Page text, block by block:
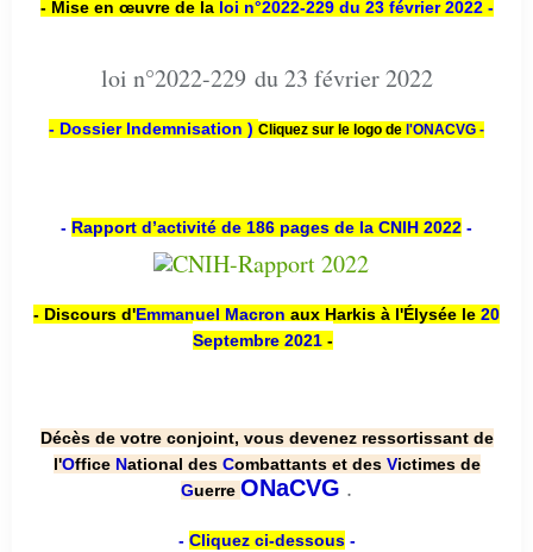
- Mise en œuvre de la loi n°2022-229 du 23 février 2022 -
loi n°2022-229 du 23 février 2022
- Dossier Indemnisation ) Cliquez sur le logo de l'ONACVG -
- Rapport d’activité de 186 pages de la CNIH 2022 -
- Discours d'Emmanuel Macron aux Harkis à l'Élysée le 20
Septembre 2021 -
Décès de votre conjoint, vous devenez ressortissant de
l'Office National des Combattants et des Victimes de
Guerre ONaCVG .
- Cliquez ci-dessous-